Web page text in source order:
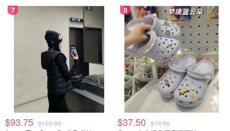
7
$93.75 $125.00
8
$37.50 $79.99